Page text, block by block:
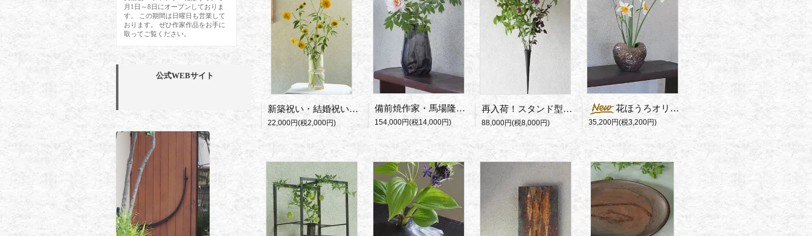
新築祝い・結婚祝いに筒型ガラス花瓶・Goldband
22,000円(税2,000円)
備前焼作家・馬場隆志の新作・窯変蒼花入れ
154,000円(税14,000円)
再入荷！スタンド型花器
88,000円(税8,000円)
花ほうろオリジナル 馬場隆志の花器
35,200円(税3,200円)
月1日～8日にオープンしておりま
す。 この期間は日曜日も営業して
おります。 ぜひ作家作品をお手に
取ってご覧ください。
公式WEBサイト